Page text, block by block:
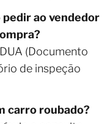
ao vendedor
(Documento
de inspeção
carro roubado?